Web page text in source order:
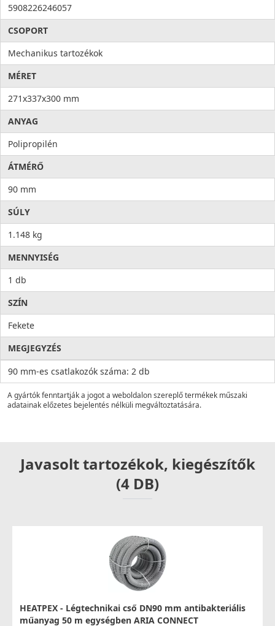
5908226246057
CSOPORT
Mechanikus tartozékok
MÉRET
271x337x300 mm
ANYAG
Polipropilén
ÁTMÉRŐ
90 mm
SÚLY
1.148 kg
MENNYISÉG
1 db
SZÍN
Fekete
MEGJEGYZÉS
90 mm-es csatlakozók száma: 2 db
A gyártók fenntartják a jogot a weboldalon szereplő termékek műszaki
adatainak előzetes bejelentés nélküli megváltoztatására.
Javasolt tartozékok, kiegészítők
(4 DB)
HEATPEX - Légtechnikai cső DN90 mm antibakteriális
műanyag 50 m egységben ARIA CONNECT